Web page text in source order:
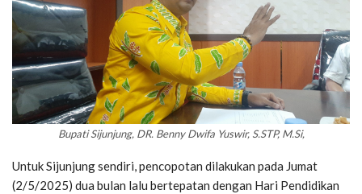
Bupati Sijunjung, DR. Benny Dwifa Yuswir, S.STP, M.Si,
Untuk Sijunjung sendiri, pencopotan dilakukan pada Jumat
(2/5/2025) dua bulan lalu bertepatan dengan Hari Pendidikan